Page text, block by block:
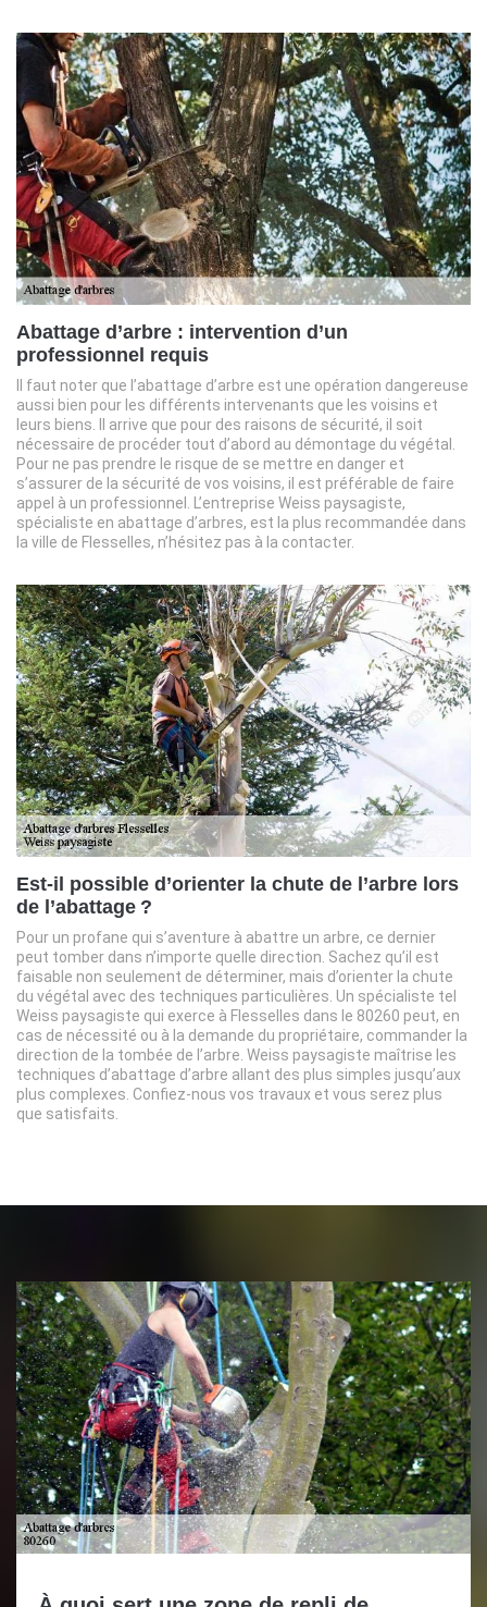
Abattage d’arbre : intervention d’un
professionnel requis
Il faut noter que l’abattage d’arbre est une opération dangereuse
aussi bien pour les différents intervenants que les voisins et
leurs biens. Il arrive que pour des raisons de sécurité, il soit
nécessaire de procéder tout d’abord au démontage du végétal.
Pour ne pas prendre le risque de se mettre en danger et
s’assurer de la sécurité de vos voisins, il est préférable de faire
appel à un professionnel. L’entreprise Weiss paysagiste,
spécialiste en abattage d’arbres, est la plus recommandée dans
la ville de Flesselles, n’hésitez pas à la contacter.
Est-il possible d’orienter la chute de l’arbre lors
de l’abattage ?
Pour un profane qui s’aventure à abattre un arbre, ce dernier
peut tomber dans n’importe quelle direction. Sachez qu’il est
faisable non seulement de déterminer, mais d’orienter la chute
du végétal avec des techniques particulières. Un spécialiste tel
Weiss paysagiste qui exerce à Flesselles dans le 80260 peut, en
cas de nécessité ou à la demande du propriétaire, commander la
direction de la tombée de l’arbre. Weiss paysagiste maîtrise les
techniques d’abattage d’arbre allant des plus simples jusqu’aux
plus complexes. Confiez-nous vos travaux et vous serez plus
que satisfaits.